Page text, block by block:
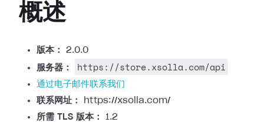
概述
版本：
2.0.0
服务器：
https://store.xsolla.com/api
通过电子邮件联系我们
联系网址：
https://xsolla.com/
所需 TLS 版本：
1.2